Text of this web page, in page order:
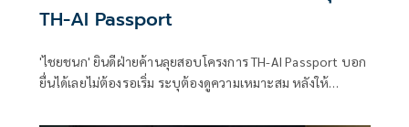
TH-AI Passport
'ไชยชนก' ยินดีฝ่ายค้านลุยสอบโครงการ TH-AI Passport บอก
ยื่นได้เลยไม่ต้องรอเริ่ม ระบุต้องดูความเหมาะสม หลังให้